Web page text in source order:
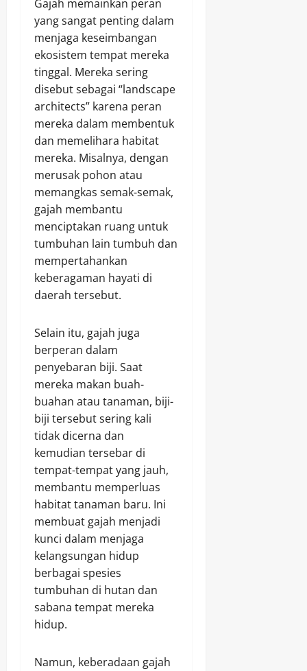
Gajah memainkan peran
yang sangat penting dalam
menjaga keseimbangan
ekosistem tempat mereka
tinggal. Mereka sering
disebut sebagai “landscape
architects” karena peran
mereka dalam membentuk
dan memelihara habitat
mereka. Misalnya, dengan
merusak pohon atau
memangkas semak-semak,
gajah membantu
menciptakan ruang untuk
tumbuhan lain tumbuh dan
mempertahankan
keberagaman hayati di
daerah tersebut.
Selain itu, gajah juga
berperan dalam
penyebaran biji. Saat
mereka makan buah-
buahan atau tanaman, biji-
biji tersebut sering kali
tidak dicerna dan
kemudian tersebar di
tempat-tempat yang jauh,
membantu memperluas
habitat tanaman baru. Ini
membuat gajah menjadi
kunci dalam menjaga
kelangsungan hidup
berbagai spesies
tumbuhan di hutan dan
sabana tempat mereka
hidup.
Namun, keberadaan gajah